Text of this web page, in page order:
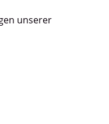
unserer